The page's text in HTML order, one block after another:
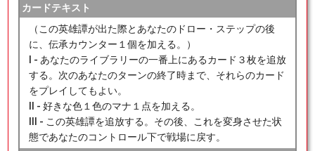
カードテキスト
（この英雄譚が出た際とあなたのドロー・ステップの後
に、伝承カウンター１個を加える。）
I - あなたのライブラリーの一番上にあるカード３枚を追放
する。次のあなたのターンの終了時まで、それらのカード
をプレイしてもよい。
II - 好きな色１色のマナ１点を加える。
III - この英雄譚を追放する。その後、これを変身させた状
態であなたのコントロール下で戦場に戻す。